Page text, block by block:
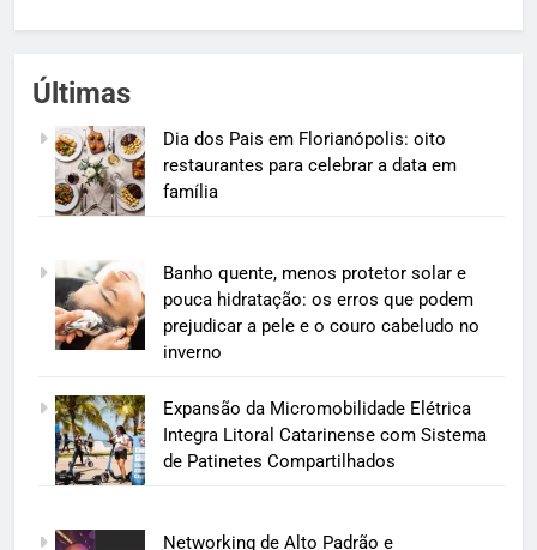
Últimas
Dia dos Pais em Florianópolis: oito
restaurantes para celebrar a data em
família
Banho quente, menos protetor solar e
pouca hidratação: os erros que podem
prejudicar a pele e o couro cabeludo no
inverno
Expansão da Micromobilidade Elétrica
Integra Litoral Catarinense com Sistema
de Patinetes Compartilhados
Networking de Alto Padrão e